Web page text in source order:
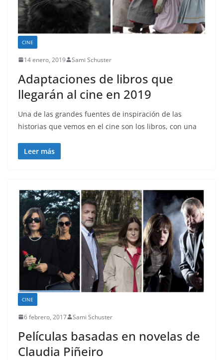
CINE
14 enero, 2019 Sami Schuster
Adaptaciones de libros que
llegarán al cine en 2019
Una de las grandes fuentes de inspiración de las
historias que vemos en el cine son los libros, con una
Leer más
CINE
6 febrero, 2017 Sami Schuster
Películas basadas en novelas de
Claudia Piñeiro